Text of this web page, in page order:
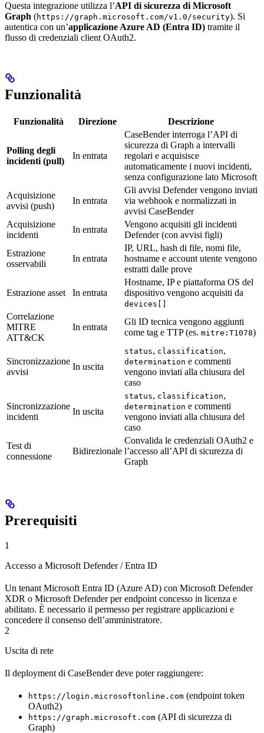
Questa integrazione utilizza l’API di sicurezza di Microsoft
Graph (https://graph.microsoft.com/v1.0/security). Si
autentica con un’applicazione Azure AD (Entra ID) tramite il
flusso di credenziali client OAuth2.
Funzionalità
Funzionalità Direzione Descrizione
Polling degli
incidenti (pull)
In entrata
CaseBender interroga l’API di
sicurezza di Graph a intervalli
regolari e acquisisce
automaticamente i nuovi incidenti,
senza configurazione lato Microsoft
Acquisizione
avvisi (push)
In entrata
Gli avvisi Defender vengono inviati
via webhook e normalizzati in
avvisi CaseBender
Acquisizione
incidenti
In entrata
Vengono acquisiti gli incidenti
Defender (con avvisi figli)
Estrazione
osservabili
In entrata
IP, URL, hash di file, nomi file,
hostname e account utente vengono
estratti dalle prove
Estrazione asset In entrata
Hostname, IP e piattaforma OS del
dispositivo vengono acquisiti da
devices[]
Correlazione
MITRE
ATT&CK
In entrata
Gli ID tecnica vengono aggiunti
come tag e TTP (es. mitre:T1078)
Sincronizzazione
avvisi
In uscita
status, classification,
determination e commenti
vengono inviati alla chiusura del
caso
Sincronizzazione
incidenti
In uscita
status, classification,
determination e commenti
vengono inviati alla chiusura del
caso
Test di
connessione
Bidirezionale
Convalida le credenziali OAuth2 e
l’accesso all’API di sicurezza di
Graph
Prerequisiti
1
Accesso a Microsoft Defender / Entra ID
Un tenant Microsoft Entra ID (Azure AD) con Microsoft Defender
XDR o Microsoft Defender per endpoint concesso in licenza e
abilitato. È necessario il permesso per registrare applicazioni e
concedere il consenso dell’amministratore.
2
Uscita di rete
Il deployment di CaseBender deve poter raggiungere:
https://login.microsoftonline.com (endpoint token
OAuth2)
https://graph.microsoft.com (API di sicurezza di
Graph)